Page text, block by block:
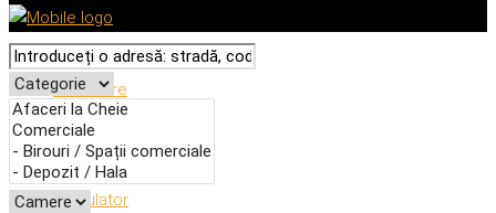
Descriere
Caracteristici
Adresă
Detalii
Calculator